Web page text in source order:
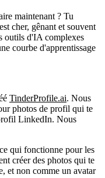
maintenant ? Tu
cher, gênant et souvent
outils d'IA complexes
courbe d'apprentissage
TinderProfile.ai. Nous
photos de profil qui te
LinkedIn. Nous
qui fonctionne pour les
créer des photos qui te
et non comme un avatar